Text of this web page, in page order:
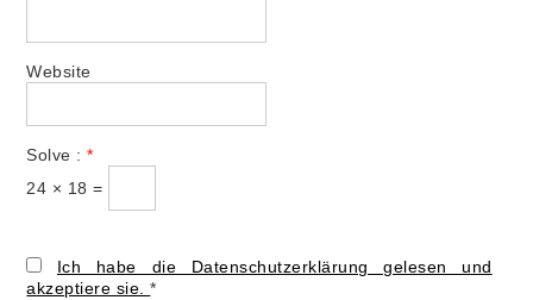
Website
Solve :*
24 × 18 =
Ich habe die Datenschutzerklärung gelesen und
akzeptiere sie.*